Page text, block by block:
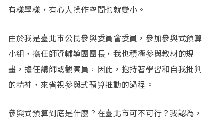
有樣學樣，有心人操作空間也就變小。
由於我是臺北市公民參與委員會委員，參加參與式預算
小組，擔任師資輔導團團長，我也積極參與教材的規
畫，擔任講師或觀察員，因此，抱持著學習和自我批判
的精神，來省視參與式預算推動的過程。
參與式預算到底是什麼？在臺北市可不可行？我認為，